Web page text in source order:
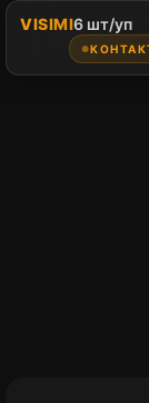
VISIMI6 шт/уп
●